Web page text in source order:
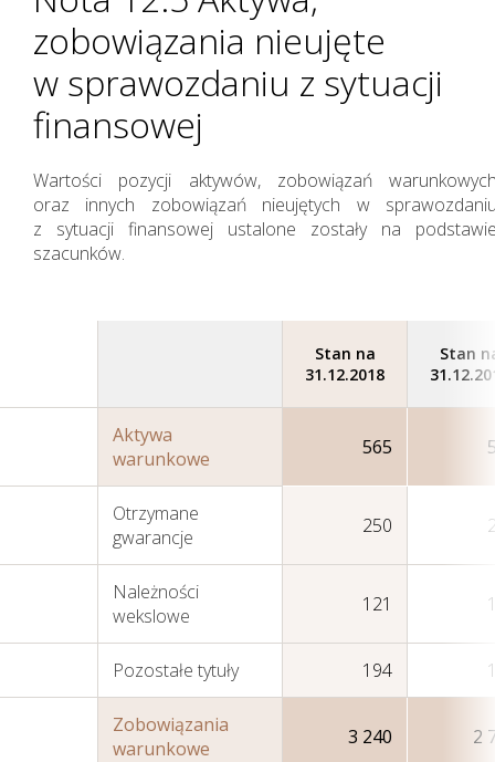
zobowiązania nieujęte
w sprawozdaniu z sytuacji
finansowej
Wartości pozycji aktywów, zobowiązań
oraz innych zobowiązań nieujętych w
z sytuacji finansowej ustalone zostały na
szacunków.
Stan na
31.12.2018
Stan
Aktywa
warunkowe
565
Otrzymane
gwarancje
250
Należności
wekslowe
121
Pozostałe tytuły 194
Zobowiązania
warunkowe
3 240 2